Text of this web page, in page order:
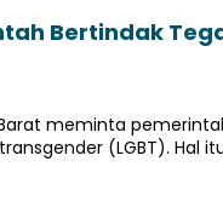
Bertindak
Barat meminta
(LGBT). Hal